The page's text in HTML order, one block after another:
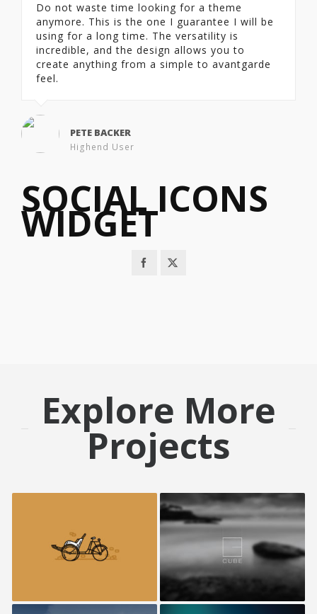
Do not waste time looking for a theme
anymore. This is the one I guarantee I will be
using for a long time. The versatility is
incredible, and the design allows you to
create anything from a simple to avantgarde
feel.
PETE BACKER
Highend User
SOCIAL ICONS
WIDGET
Explore More
Projects
Retro Bike Cube